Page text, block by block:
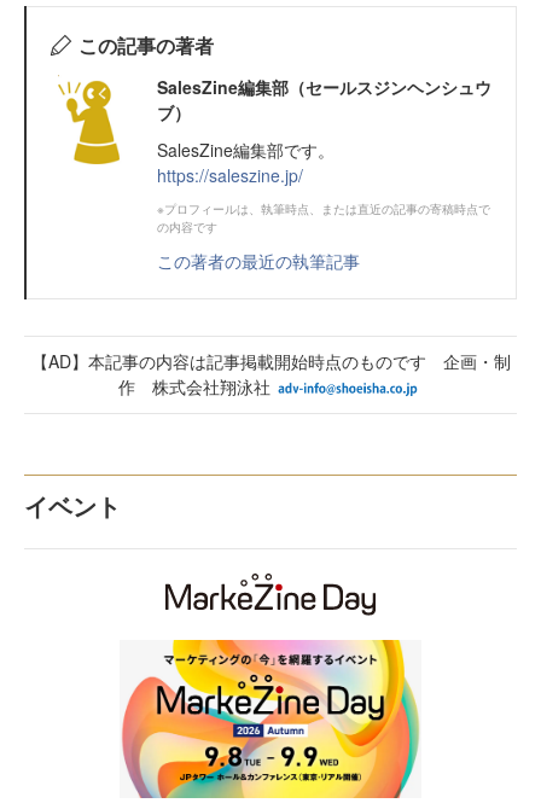
この記事の著者
SalesZine編集部（セールスジンヘンシュウ
ブ）
SalesZine編集部です。
https://saleszine.jp/
※プロフィールは、執筆時点、または直近の記事の寄稿時点で
の内容です
この著者の最近の執筆記事
【AD】本記事の内容は記事掲載開始時点のものです 企画・制
作 株式会社翔泳社
イベント